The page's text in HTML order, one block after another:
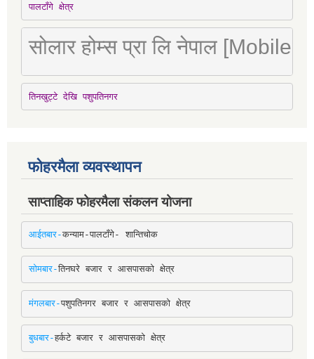
पालटाँगे क्षेत्र
सोलार होम्स प्रा लि नेपाल [Mobile
तिनखुट्टे देखि पशुपतिनगर
फोहरमैला व्यवस्थापन
साप्ताहिक फोहरमैला संकलन योजना
आईतबार-कन्याम-पालटाँगे- शान्तिचोक
सोमबार-तिनघरे बजार र आसपासको क्षेत्र
मंगलबार-पशुपतिनगर बजार र आसपासको क्षेत्र
बुधबार-हर्कटे बजार र आसपासको क्षेत्र